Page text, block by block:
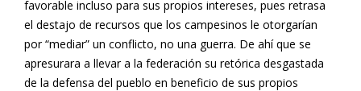
favorable incluso para sus propios intereses, pues retrasa
el destajo de recursos que los campesinos le otorgarían
por “mediar” un conflicto, no una guerra. De ahí que se
apresurara a llevar a la federación su retórica desgastada
de la defensa del pueblo en beneficio de sus propios